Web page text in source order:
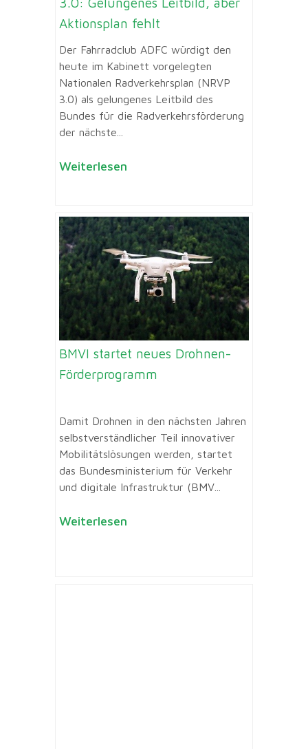
Aktionsplan fehlt
Der Fahrradclub ADFC würdigt den
heute im Kabinett vorgelegten
Nationalen Radverkehrsplan (NRVP
3.0) als gelungenes Leitbild des
Bundes für die Radverkehrsförderung
der nächste...
Weiterlesen
BMVI startet neues Drohnen-
Förderprogramm
Damit Drohnen in den nächsten Jahren
selbstverständlicher Teil innovativer
Mobilitätslösungen werden, startet
das Bundesministerium für Verkehr
und digitale Infrastruktur (BMV...
Weiterlesen